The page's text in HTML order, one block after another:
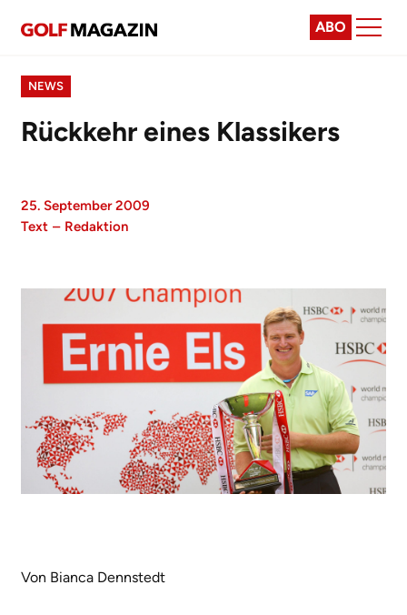
ABO
NEWS
Rückkehr eines Klassikers
25. September 2009
Text – Redaktion
Von Bianca Dennstedt